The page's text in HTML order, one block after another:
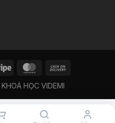
HỌC VIDEMI